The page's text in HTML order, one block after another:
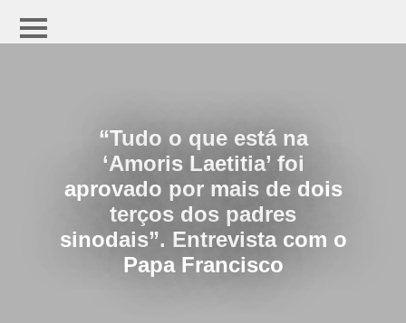
“Tudo o que está na
‘Amoris Laetitia’ foi
aprovado por mais de dois
terços dos padres
sinodais”. Entrevista com o
Papa Francisco